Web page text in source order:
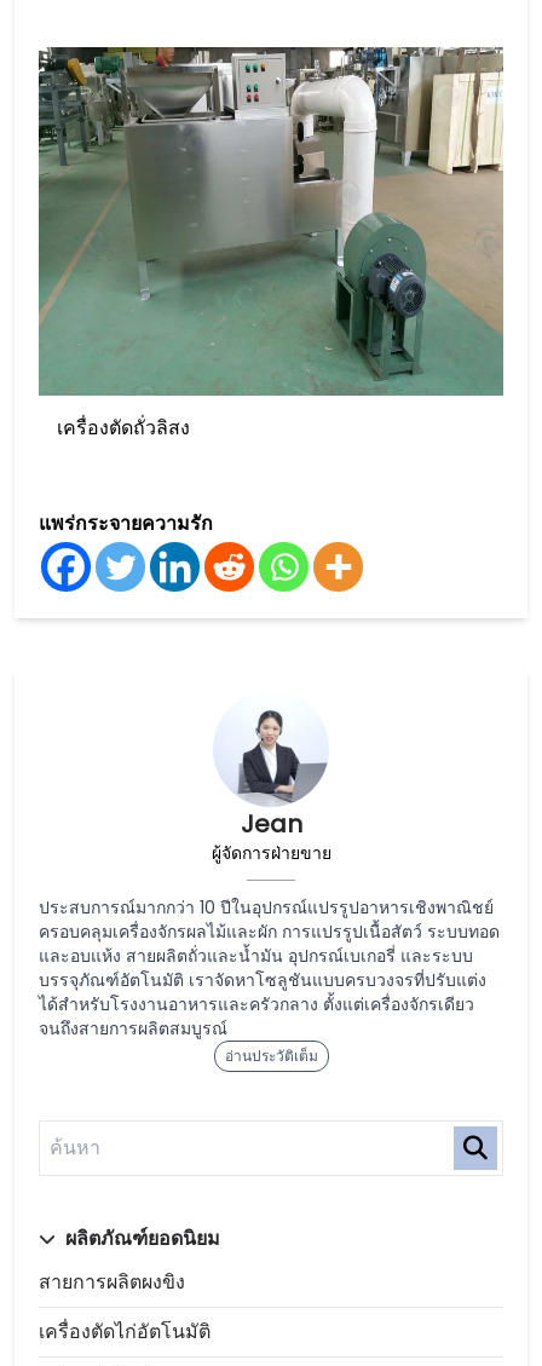
เครื่องตัดถั่วลิสง
แพร่กระจายความรัก
Jean
ผู้จัดการฝ่ายขาย
ประสบการณ์มากกว่า 10 ปีในอุปกรณ์แปรรูปอาหารเชิงพาณิชย์
ครอบคลุมเครื่องจักรผลไม้และผัก การแปรรูปเนื้อสัตว์ ระบบทอด
และอบแห้ง สายผลิตถั่วและน้ำมัน อุปกรณ์เบเกอรี่ และระบบ
บรรจุภัณฑ์อัตโนมัติ เราจัดหาโซลูชันแบบครบวงจรที่ปรับแต่ง
ได้สำหรับโรงงานอาหารและครัวกลาง ตั้งแต่เครื่องจักรเดียว
จนถึงสายการผลิตสมบูรณ์
อ่านประวัติเต็ม
ผลิตภัณฑ์ยอดนิยม
สายการผลิตผงขิง
เครื่องตัดไก่อัตโนมัติ